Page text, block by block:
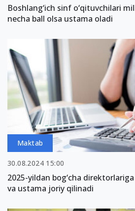
Boshlang‘ich sinf o‘qituvchilari
necha ball olsa ustama oladi
Maktab
30.08.2024 15:00
2025-yildan bog‘cha
va ustama joriy qilinadi